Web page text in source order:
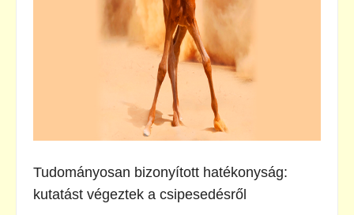
Tudományosan bizonyított hatékonyság:
kutatást végeztek a csipesedésről